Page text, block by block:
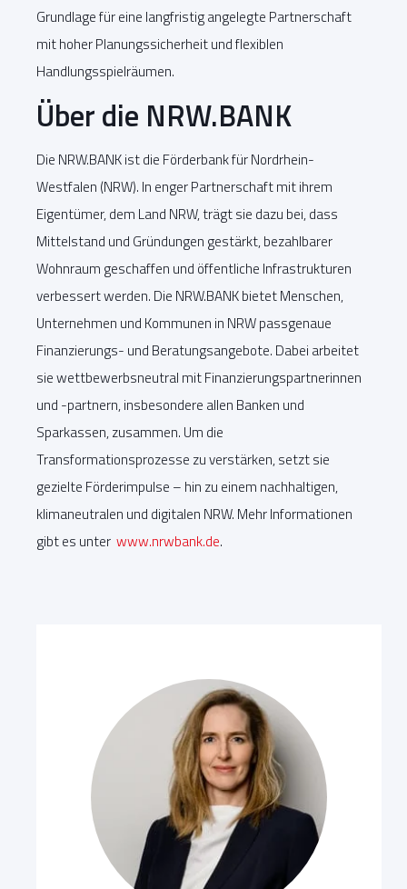
Grundlage für eine langfristig angelegte Partnerschaft
mit hoher Planungssicherheit und flexiblen
Handlungsspielräumen.
Über die NRW.BANK
Die NRW.BANK ist die Förderbank für Nordrhein-
Westfalen (NRW). In enger Partnerschaft mit ihrem
Eigentümer, dem Land NRW, trägt sie dazu bei, dass
Mittelstand und Gründungen gestärkt, bezahlbarer
Wohnraum geschaffen und öffentliche Infrastrukturen
verbessert werden. Die NRW.BANK bietet Menschen,
Unternehmen und Kommunen in NRW passgenaue
Finanzierungs- und Beratungsangebote. Dabei arbeitet
sie wettbewerbsneutral mit Finanzierungspartnerinnen
und -partnern, insbesondere allen Banken und
Sparkassen, zusammen. Um die
Transformationsprozesse zu verstärken, setzt sie
gezielte Förderimpulse – hin zu einem nachhaltigen,
klimaneutralen und digitalen NRW. Mehr Informationen
gibt es unter www.nrwbank.de.